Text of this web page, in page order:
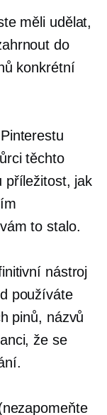
měli udělat,
do
konkrétní
těchto
příležitost, jak
to stalo.
nástroj
používáte
pinů, názvů
že se